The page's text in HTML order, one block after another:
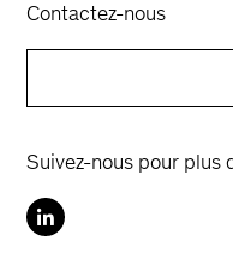
Contactez-nous
Suivez-nous pour plus